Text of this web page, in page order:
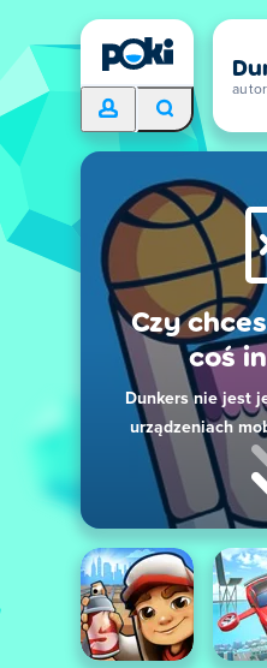
Czy
coś
Dunkers nie jest
urządzeniach